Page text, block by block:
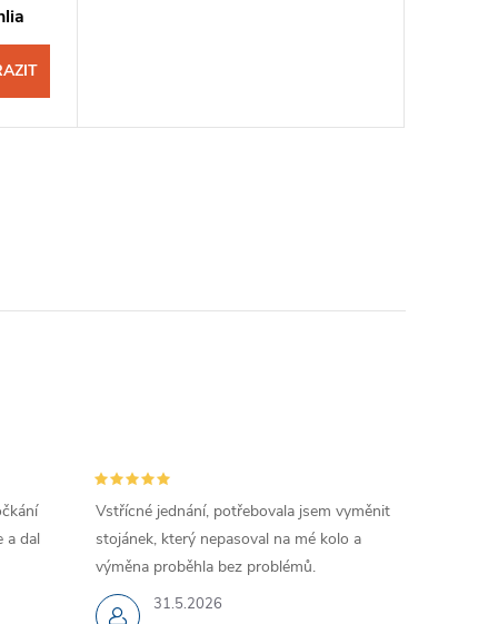
a dal
31.5.2026
Vstřícné jednání, potřebovala jsem vyměnit
stojánek, který nepasoval na mé kolo a
výměna proběhla bez problémů.